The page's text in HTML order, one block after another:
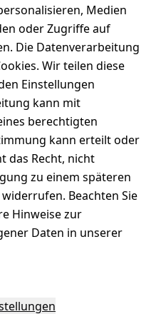
Medien
oder Zugriffe auf
Die Datenverarbeitung
Wir teilen diese
Einstellungen
kann mit
berechtigten
kann erteilt oder
das Recht, nicht
zu einem späteren
Beachten Sie
Hinweise zur
Daten in unserer
wert. Festpreis in
einsenden, Auszahlung